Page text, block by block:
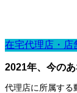
在宅代理店・店
2021年、今の
代理店に所属する